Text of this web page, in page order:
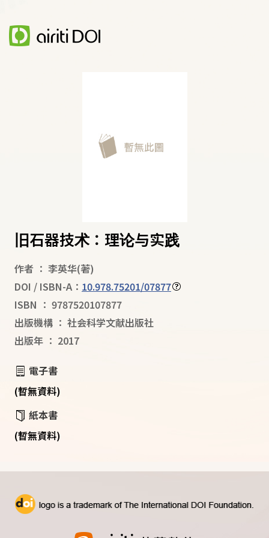
旧石器技术：理论与实践
作者 ： 李英华(著)
DOI / ISBN-A： 10.978.75201/07877
ISBN ： 9787520107877
出版機構 ： 社会科学文献出版社
出版年 ： 2017
電子書
(暫無資料)
紙本書
(暫無資料)